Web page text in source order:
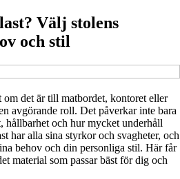
Välj stolens
och stil
det är till matbordet, kontoret eller
avgörande roll. Det påverkar inte bara
hållbarhet och hur mycket underhåll
har alla sina styrkor och svagheter, och
behov och din personliga stil. Här får
material som passar bäst för dig och